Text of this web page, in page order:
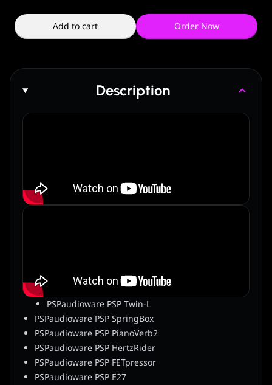
Add to cart Order Now
Description
PSPaudioware PSP Twin-L
PSPaudioware PSP SpringBox
PSPaudioware PSP PianoVerb2
PSPaudioware PSP HertzRider
PSPaudioware PSP FETpressor
PSPaudioware PSP E27